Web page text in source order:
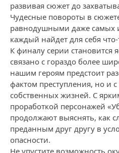
развивая сюжет до
Чудесные повороты в
равнодушными даже самых
каждый найдет для себя
К финалу серии становится
связано с гораздо более
нашим героям предстоит
фактом преступления, но и
собственных жизней. С
проработкой персонажей
продолжают выяснять, как
преданным друг другу в
опасности.
Не упустите возможность